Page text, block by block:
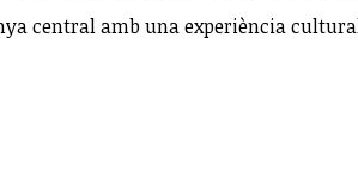
central amb una experiència